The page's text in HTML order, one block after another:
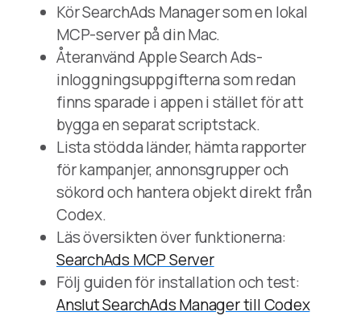
Kör SearchAds Manager som en lokal
MCP-server på din Mac.
Återanvänd Apple Search Ads-
inloggningsuppgifterna som redan
finns sparade i appen i stället för att
bygga en separat scriptstack.
Lista stödda länder, hämta rapporter
för kampanjer, annonsgrupper och
sökord och hantera objekt direkt från
Codex.
Läs översikten över funktionerna:
SearchAds MCP Server
Följ guiden för installation och test:
Anslut SearchAds Manager till Codex